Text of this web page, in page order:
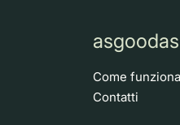
Come funziona
Contatti